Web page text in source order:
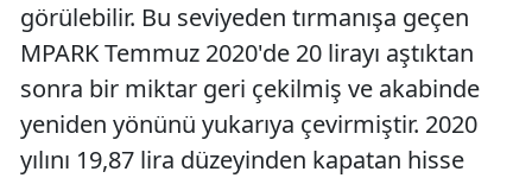
görülebilir. Bu seviyeden tırmanışa geçen
MPARK Temmuz 2020'de 20 lirayı aştıktan
sonra bir miktar geri çekilmiş ve akabinde
yeniden yönünü yukarıya çevirmiştir. 2020
yılını 19,87 lira düzeyinden kapatan hisse